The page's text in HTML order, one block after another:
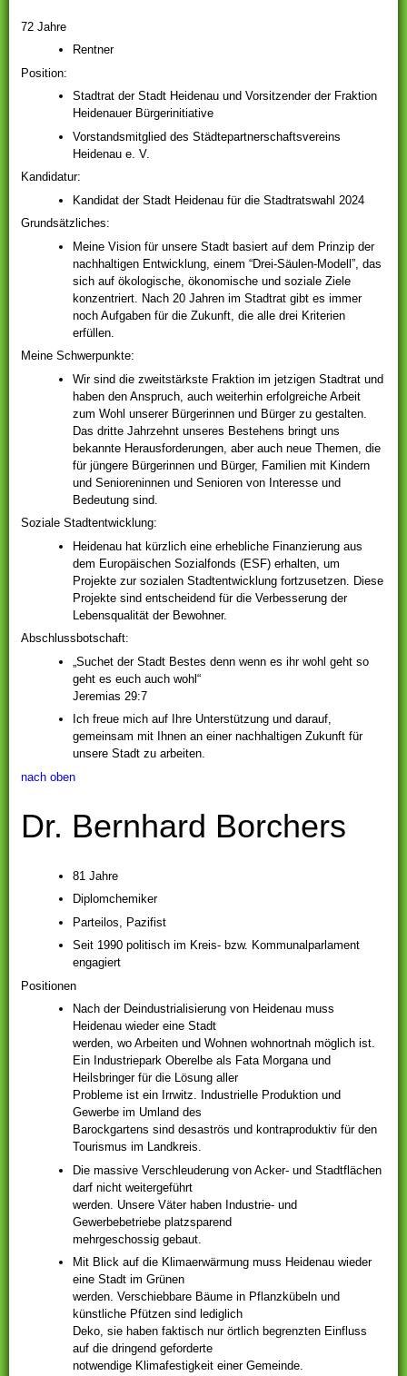
72 Jahre
Rentner
Position:
Stadtrat der Stadt Heidenau und Vorsitzender der Fraktion
Heidenauer Bürgerinitiative
Vorstandsmitglied des Städtepartnerschaftsvereins
Heidenau e. V.
Kandidatur:
Kandidat der Stadt Heidenau für die Stadtratswahl 2024
Grundsätzliches:
Meine Vision für unsere Stadt basiert auf dem Prinzip der
nachhaltigen Entwicklung, einem “Drei-Säulen-Modell”, das
sich auf ökologische, ökonomische und soziale Ziele
konzentriert. Nach 20 Jahren im Stadtrat gibt es immer
noch Aufgaben für die Zukunft, die alle drei Kriterien
erfüllen.
Meine Schwerpunkte:
Wir sind die zweitstärkste Fraktion im jetzigen Stadtrat und
haben den Anspruch, auch weiterhin erfolgreiche Arbeit
zum Wohl unserer Bürgerinnen und Bürger zu gestalten.
Das dritte Jahrzehnt unseres Bestehens bringt uns
bekannte Herausforderungen, aber auch neue Themen, die
für jüngere Bürgerinnen und Bürger, Familien mit Kindern
und Senioreninnen und Senioren von Interesse und
Bedeutung sind.
Soziale Stadtentwicklung:
Heidenau hat kürzlich eine erhebliche Finanzierung aus
dem Europäischen Sozialfonds (ESF) erhalten, um
Projekte zur sozialen Stadtentwicklung fortzusetzen. Diese
Projekte sind entscheidend für die Verbesserung der
Lebensqualität der Bewohner.
Abschlussbotschaft:
„Suchet der Stadt Bestes denn wenn es ihr wohl geht so
geht es euch auch wohl“
Jeremias 29:7
Ich freue mich auf Ihre Unterstützung und darauf,
gemeinsam mit Ihnen an einer nachhaltigen Zukunft für
unsere Stadt zu arbeiten.
nach oben
Dr. Bernhard Borchers
81 Jahre
Diplomchemiker
Parteilos, Pazifist
Seit 1990 politisch im Kreis- bzw. Kommunalparlament
engagiert
Positionen
Nach der Deindustrialisierung von Heidenau muss
Heidenau wieder eine Stadt
werden, wo Arbeiten und Wohnen wohnortnah möglich ist.
Ein Industriepark Oberelbe als Fata Morgana und
Heilsbringer für die Lösung aller
Probleme ist ein Irrwitz. Industrielle Produktion und
Gewerbe im Umland des
Barockgartens sind desaströs und kontraproduktiv für den
Tourismus im Landkreis.
Die massive Verschleuderung von Acker- und Stadtflächen
darf nicht weitergeführt
werden. Unsere Väter haben Industrie- und
Gewerbebetriebe platzsparend
mehrgeschossig gebaut.
Mit Blick auf die Klimaerwärmung muss Heidenau wieder
eine Stadt im Grünen
werden. Verschiebbare Bäume in Pflanzkübeln und
künstliche Pfützen sind lediglich
Deko, sie haben faktisch nur örtlich begrenzten Einfluss
auf die dringend geforderte
notwendige Klimafestigkeit einer Gemeinde.